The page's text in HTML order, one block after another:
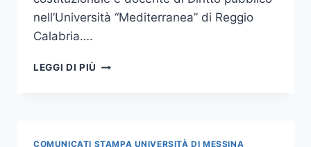
nell’Università “Mediterranea” di Reggio
Calabria….
LEGGI DI PIÙ LA
COMUNICATI STAMPA UNIVERSITÀ DI MESSINA